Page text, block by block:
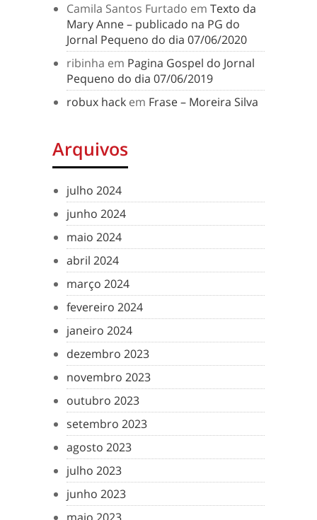
Camila Santos Furtado em Texto da
Mary Anne – publicado na PG do
Jornal Pequeno do dia 07/06/2020
ribinha em Pagina Gospel do Jornal
Pequeno do dia 07/06/2019
robux hack em Frase – Moreira Silva
Arquivos
julho 2024
junho 2024
maio 2024
abril 2024
março 2024
fevereiro 2024
janeiro 2024
dezembro 2023
novembro 2023
outubro 2023
setembro 2023
agosto 2023
julho 2023
junho 2023